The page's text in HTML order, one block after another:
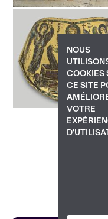
NOUS
COOKIES
CE SITE
VOTRE